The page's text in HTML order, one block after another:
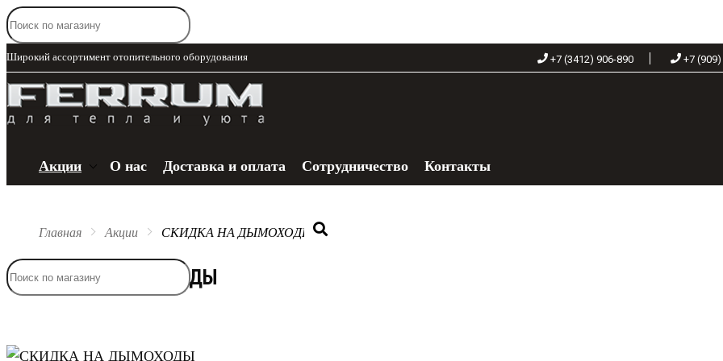
Широкий ассортимент отопительного оборудования +7 (3412) 906-890 +7
Акции О нас Доставка и оплата Сотрудничество Контакты
Каталог
Главная Акции СКИДКА НА ДЫМОХОДЫ
СКИДКА НА ДЫМОХОДЫ